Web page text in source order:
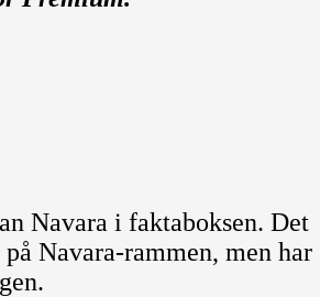
Navara i faktaboksen. Det
Navara-rammen, men har